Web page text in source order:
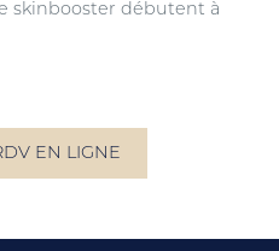
skinbooster débutent à
EN LIGNE